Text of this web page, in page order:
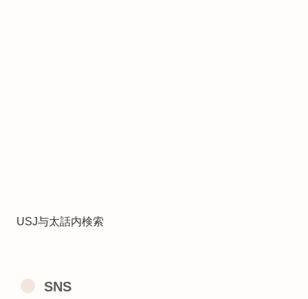
USJ与太話内検索
SNS